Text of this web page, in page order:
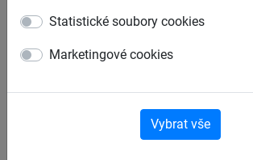
Statistické soubory cookies
Marketingové cookies
Vybrat vše
Šplhací síť, pro sloupy
z robinie